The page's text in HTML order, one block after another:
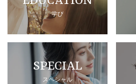
学び
SPECIAL
スペシャル